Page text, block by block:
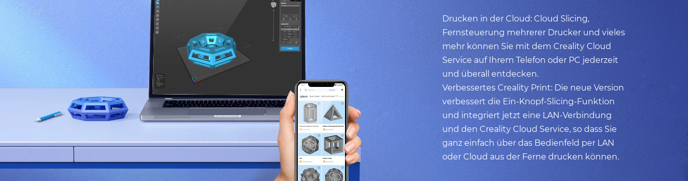
Drucken in der Cloud: Cloud Slicing,
Fernsteuerung mehrerer Drucker und vieles
mehr können Sie mit dem Creality Cloud
Service auf Ihrem Telefon oder PC jederzeit
und überall entdecken.
Verbessertes Creality Print: Die neue Version
verbessert die Ein-Knopf-Slicing-Funktion
und integriert jetzt eine LAN-Verbindung
und den Creality Cloud Service, so dass Sie
ganz einfach über das Bedienfeld per LAN
oder Cloud aus der Ferne drucken können.